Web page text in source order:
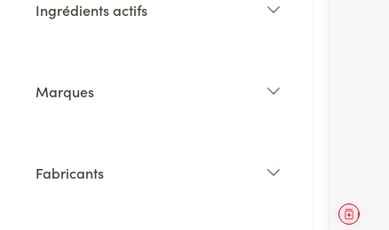
Ingrédients actifs
Marques
Fabricants